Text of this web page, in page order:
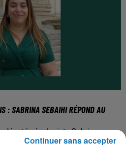
: SABRINA SEBAIHI RÉPOND AU
députée écologiste Sabrina
du débat sur la proposition de
Continuer sans accepter